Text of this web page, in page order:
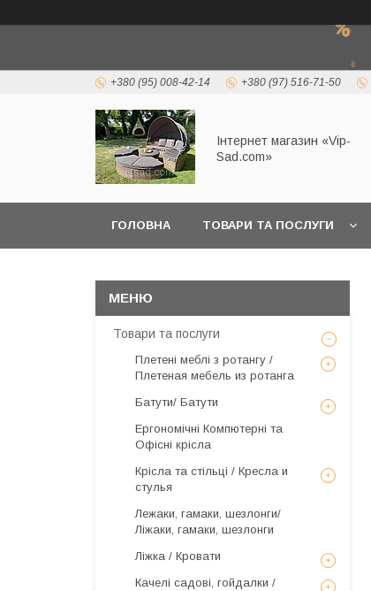
+380 (95) 008-42-14 +380 (97) 516-71-50
Інтернет магазин «Vip-
Sad.com»
ГОЛОВНА ТОВАРИ ТА ПОСЛУГИ
Товари та послуги
Плетені меблі з ротангу /
Плетеная мебель из ротанга
Батути/ Батути
Ергономічні Компютерні та
Офісні крісла
Крісла та стільці / Кресла и
стулья
Лежаки, гамаки, шезлонги/
Ліжаки, гамаки, шезлонги
Ліжка / Кровати
Качелі садові, гойдалки /